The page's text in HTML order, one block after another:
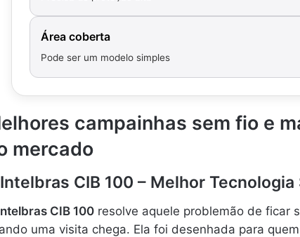
Área coberta
Pode ser um modelo simples
campainhas sem fio e
mercado
Intelbras CIB 100 – Melhor
CIB 100 resolve aquele problemão de ficar
uma visita chega. Ela foi desenhada para